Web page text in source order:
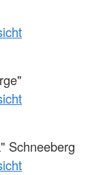
Schneeberg